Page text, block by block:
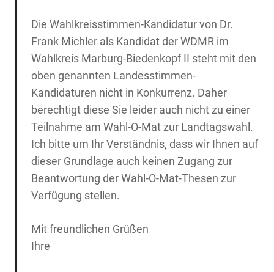
Die Wahlkreisstimmen-Kandidatur von Dr.
Frank Michler als Kandidat der WDMR im
Wahlkreis Marburg-Biedenkopf II steht mit den
oben genannten Landesstimmen-
Kandidaturen nicht in Konkurrenz. Daher
berechtigt diese Sie leider auch nicht zu einer
Teilnahme am Wahl-O-Mat zur Landtagswahl.
Ich bitte um Ihr Verständnis, dass wir Ihnen auf
dieser Grundlage auch keinen Zugang zur
Beantwortung der Wahl-O-Mat-Thesen zur
Verfügung stellen.
Mit freundlichen Grüßen
Ihre